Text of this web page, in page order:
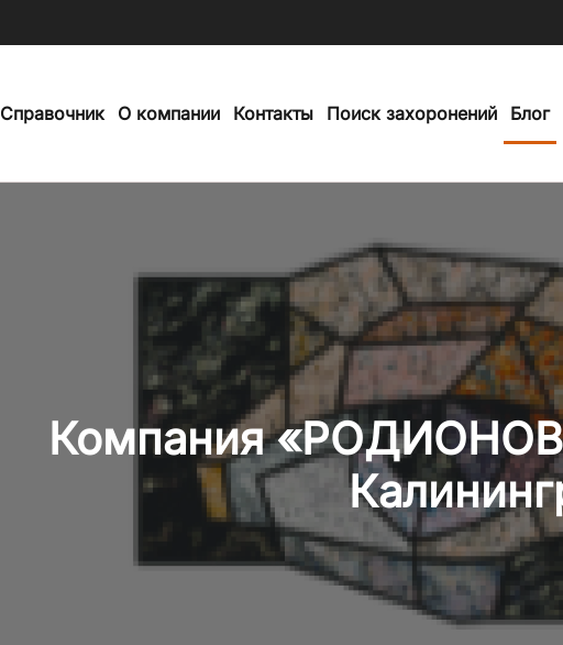
Справочник О компании Контакты Поиск захоронений Блог
Компания